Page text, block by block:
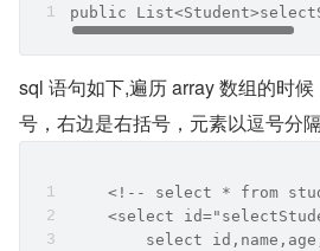
public
sql 语句如下,遍历 array 数组的时
号，右边是右括号，元素以逗号分
<!-- select * from
<select
select